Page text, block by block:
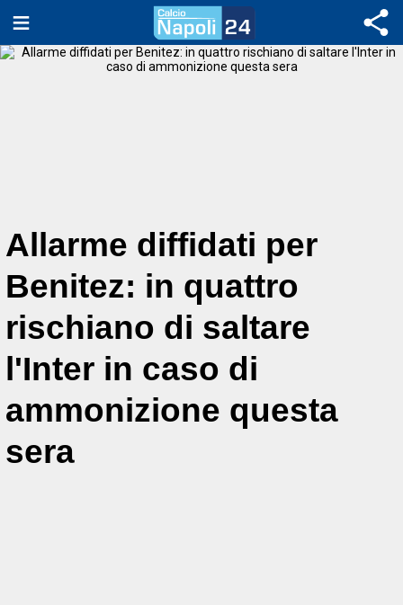
Allarme diffidati per
Benitez: in quattro
rischiano di saltare
l'Inter in caso di
ammonizione questa
sera